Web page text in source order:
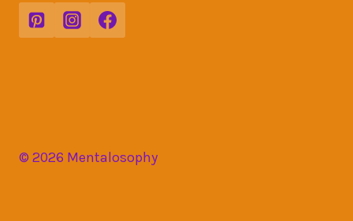
© 2026 Mentalosophy